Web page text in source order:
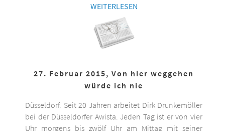
WEITERLESEN
27. Februar 2015, Von hier weggehen
würde ich nie
Düsseldorf. Seit 20 Jahren arbeitet Dirk Drunkemöller
bei der Düsseldorfer Awista. Jeden Tag ist er von vier
Uhr morgens bis zwölf Uhr am Mittag mit seiner